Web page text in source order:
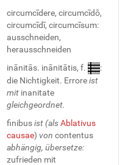
circumcīdere, circumcīdō,
circumcīdī, circumcīsum:
ausschneiden,
herausschneiden
inānitās. inānitātis, f.
:
die Nichtigkeit. Erroreist
mit inanitate
gleichgeordnet.
finibusist (alsAblativus
causae) von contentus
abhängig, übersetze:
zufrieden mit